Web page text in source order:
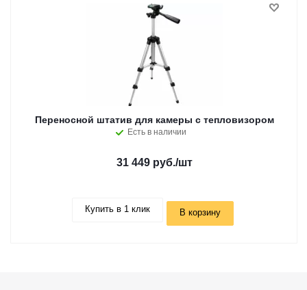
Переносной штатив для камеры с тепловизором
Есть в наличии
31 449 руб./шт
Купить в 1 клик В корзину